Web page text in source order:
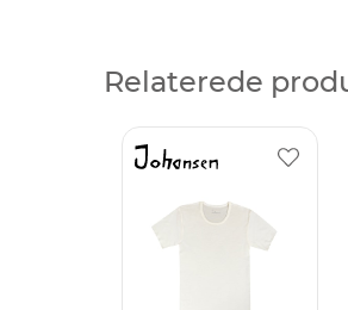
Relaterede